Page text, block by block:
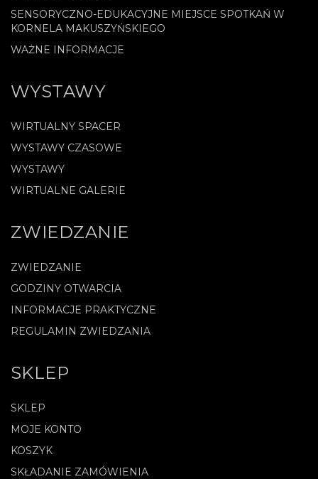
SENSORYCZNO-EDUKACYJNE MIEJSCE SPOTKAŃ W
KORNELA MAKUSZYŃSKIEGO
WAŻNE INFORMACJE
WYSTAWY
WIRTUALNY SPACER
WYSTAWY CZASOWE
WYSTAWY
WIRTUALNE GALERIE
ZWIEDZANIE
ZWIEDZANIE
GODZINY OTWARCIA
INFORMACJE PRAKTYCZNE
REGULAMIN ZWIEDZANIA
SKLEP
SKLEP
MOJE KONTO
KOSZYK
SKŁADANIE ZAMÓWIENIA